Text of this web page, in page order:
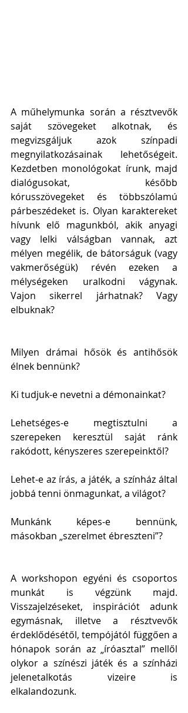
A műhelymunka során a résztvevők
saját szövegeket alkotnak, és
megvizsgáljuk azok színpadi
megnyilatkozásainak lehetőségeit.
Kezdetben monológokat írunk, majd
dialógusokat, később
kórusszövegeket és többszólamú
párbeszédeket is. Olyan karaktereket
hívunk elő magunkból, akik anyagi
vagy lelki válságban vannak, azt
mélyen megélik, de bátorságuk (vagy
vakmerőségük) révén ezeken a
mélységeken uralkodni vágynak.
Vajon sikerrel járhatnak? Vagy
elbuknak?
Milyen drámai hősök és antihősök
élnek bennünk?
Ki tudjuk-e nevetni a démonainkat?
Lehetséges-e megtisztulni a
szerepeken keresztül saját ránk
rakódott, kényszeres szerepeinktől?
Lehet-e az írás, a játék, a színház által
jobbá tenni önmagunkat, a világot?
Munkánk képes-e bennünk,
másokban „szerelmet ébreszteni”?
A workshopon egyéni és csoportos
munkát is végzünk majd.
Visszajelzéseket, inspirációt adunk
egymásnak, illetve a résztvevők
érdeklődésétől, tempójától függően a
hónapok során az „íróasztal” mellől
olykor a színészi játék és a színházi
jelenetalkotás vizeire is
elkalandozunk.